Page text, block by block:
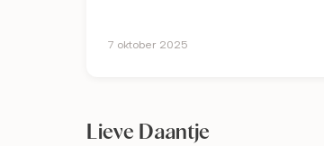
7 oktober 2025
Lieve Daantje